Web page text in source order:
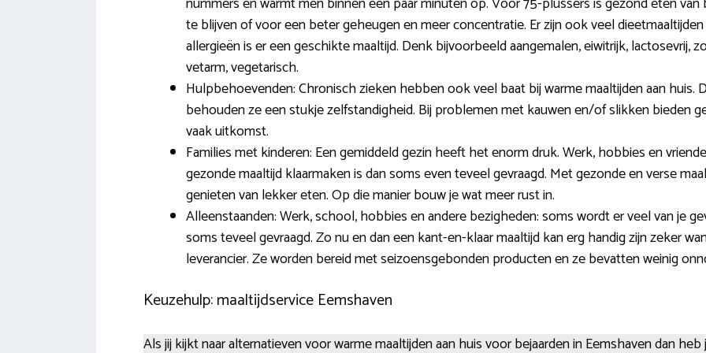
te blijven of voor een beter geheugen en meer concentratie. Er zijn ook veel
allergieën is er een geschikte maaltijd. Denk bijvoorbeeld aangemalen, eiwitrijk, lactosevrij,
vetarm, vegetarisch.
Hulpbehoevenden: Chronisch zieken hebben ook veel baat bij warme maaltijden aan
behouden ze een stukje zelfstandigheid. Bij problemen met kauwen en/of slikken bieden
vaak uitkomst.
Families met kinderen: Een gemiddeld gezin heeft het enorm druk. Werk, hobbies en
gezonde maaltijd klaarmaken is dan soms even teveel gevraagd. Met gezonde en verse
genieten van lekker eten. Op die manier bouw je wat meer rust in.
Alleenstaanden: Werk, school, hobbies en andere bezigheden: soms wordt er veel van je
soms teveel gevraagd. Zo nu en dan een kant-en-klaar maaltijd kan erg handig zijn zeker
leverancier. Ze worden bereid met seizoensgebonden producten en ze bevatten weinig
Keuzehulp: maaltijdservice Eemshaven
Als jij kijkt naar alternatieven voor warme maaltijden aan huis voor bejaarden in Eemshaven dan